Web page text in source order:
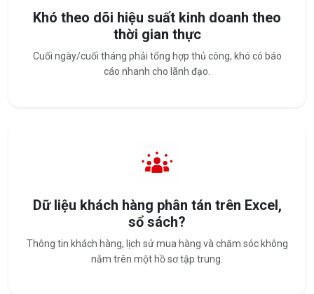
Khó theo dõi hiệu suất kinh doanh theo
thời gian thực
Cuối ngày/cuối tháng phải tổng hợp thủ công, khó có báo
cáo nhanh cho lãnh đạo.
Dữ liệu khách hàng phân tán trên Excel,
sổ sách?
Thông tin khách hàng, lịch sử mua hàng và chăm sóc không
nằm trên một hồ sơ tập trung.